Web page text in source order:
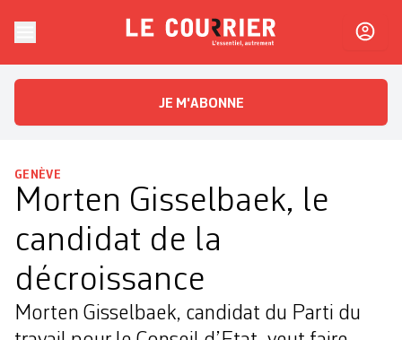
Le CourrierL'essentiel, autrement
JE M'ABONNE
GENÈVE
Morten Gisselbaek, le
candidat de la
décroissance
Morten Gisselbaek, candidat du Parti du